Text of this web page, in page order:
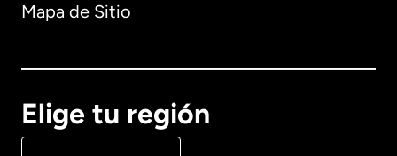
Mapa de Sitio
Elige tu región
Français